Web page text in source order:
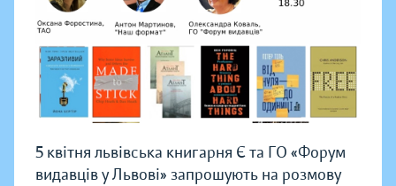
5 квітня львівська книгарня Є та ГО «Форум
видавців у Львові» запрошують на розмову